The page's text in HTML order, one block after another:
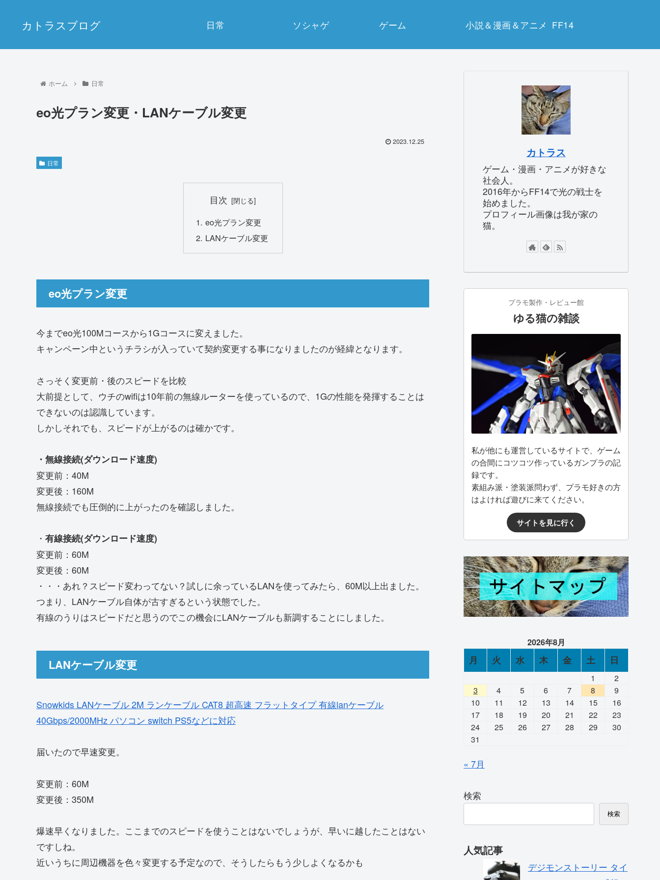
カトラスブログ 日常 ソシャゲ ゲーム 小説＆漫画＆アニメ FF14
ホーム 日常
eo光プラン変更・LANケーブル変更
2023.12.25
日常
目次
eo光プラン変更
LANケーブル変更
eo光プラン変更
今までeo光100Mコースから1Gコースに変えました。
キャンペーン中というチラシが入っていて契約変更する事になりましたのが経緯となります。
さっそく変更前・後のスピードを比較
大前提として、ウチのwifiは10年前の無線ルーターを使っているので、1Gの性能を発揮することは
できないのは認識しています。
しかしそれでも、スピードが上がるのは確かです。
・無線接続(ダウンロード速度)
変更前：40M
変更後：160M
無線接続でも圧倒的に上がったのを確認しました。
・ 有線接続(ダウンロード速度)
変更前：60M
変更後：60M
・・・あれ？スピード変わってない？試しに余っているLANを使ってみたら、60M以上出ました。
つまり、LANケーブル自体が古すぎるという状態でした。
有線のうりはスピードだと思うのでこの機会にLANケーブルも新調することにしました。
LANケーブル変更
Snowkids LANケーブル 2M ランケーブル CAT8 超高速 フラットタイプ 有線lanケーブル
40Gbps/2000MHz パソコン switch PS5などに対応
届いたので早速変更。
変更前：60M
変更後：350M
爆速早くなりました。ここまでのスピードを使うことはないでしょうが、早いに越したことはない
ですしね。
近いうちに周辺機器を色々変更する予定なので、そうしたらもう少しよくなるかも
カトラス
ゲーム・漫画・アニメが好きな
社会人。
2016年からFF14で光の戦士を
始めました。
プロフィール画像は我が家の
猫。
プラモ製作・レビュー館
ゆる猫の雑談
私が他にも運営しているサイトで、ゲーム
の合間にコツコツ作っているガンプラの記
録です。
素組み派・塗装派問わず、プラモ好きの方
はよければ遊びに来てください。
サイトを見に行く
2026年8月
月 火 水 木 金 土 日
1
2
3
4 5 6 7 8
9
10
11 12 13 14 15
16
17
18 19 20 21 22
23
24
25 26 27 28 29
30
31
« 7月
検索
検索
人気記事
デジモンストーリー タイ